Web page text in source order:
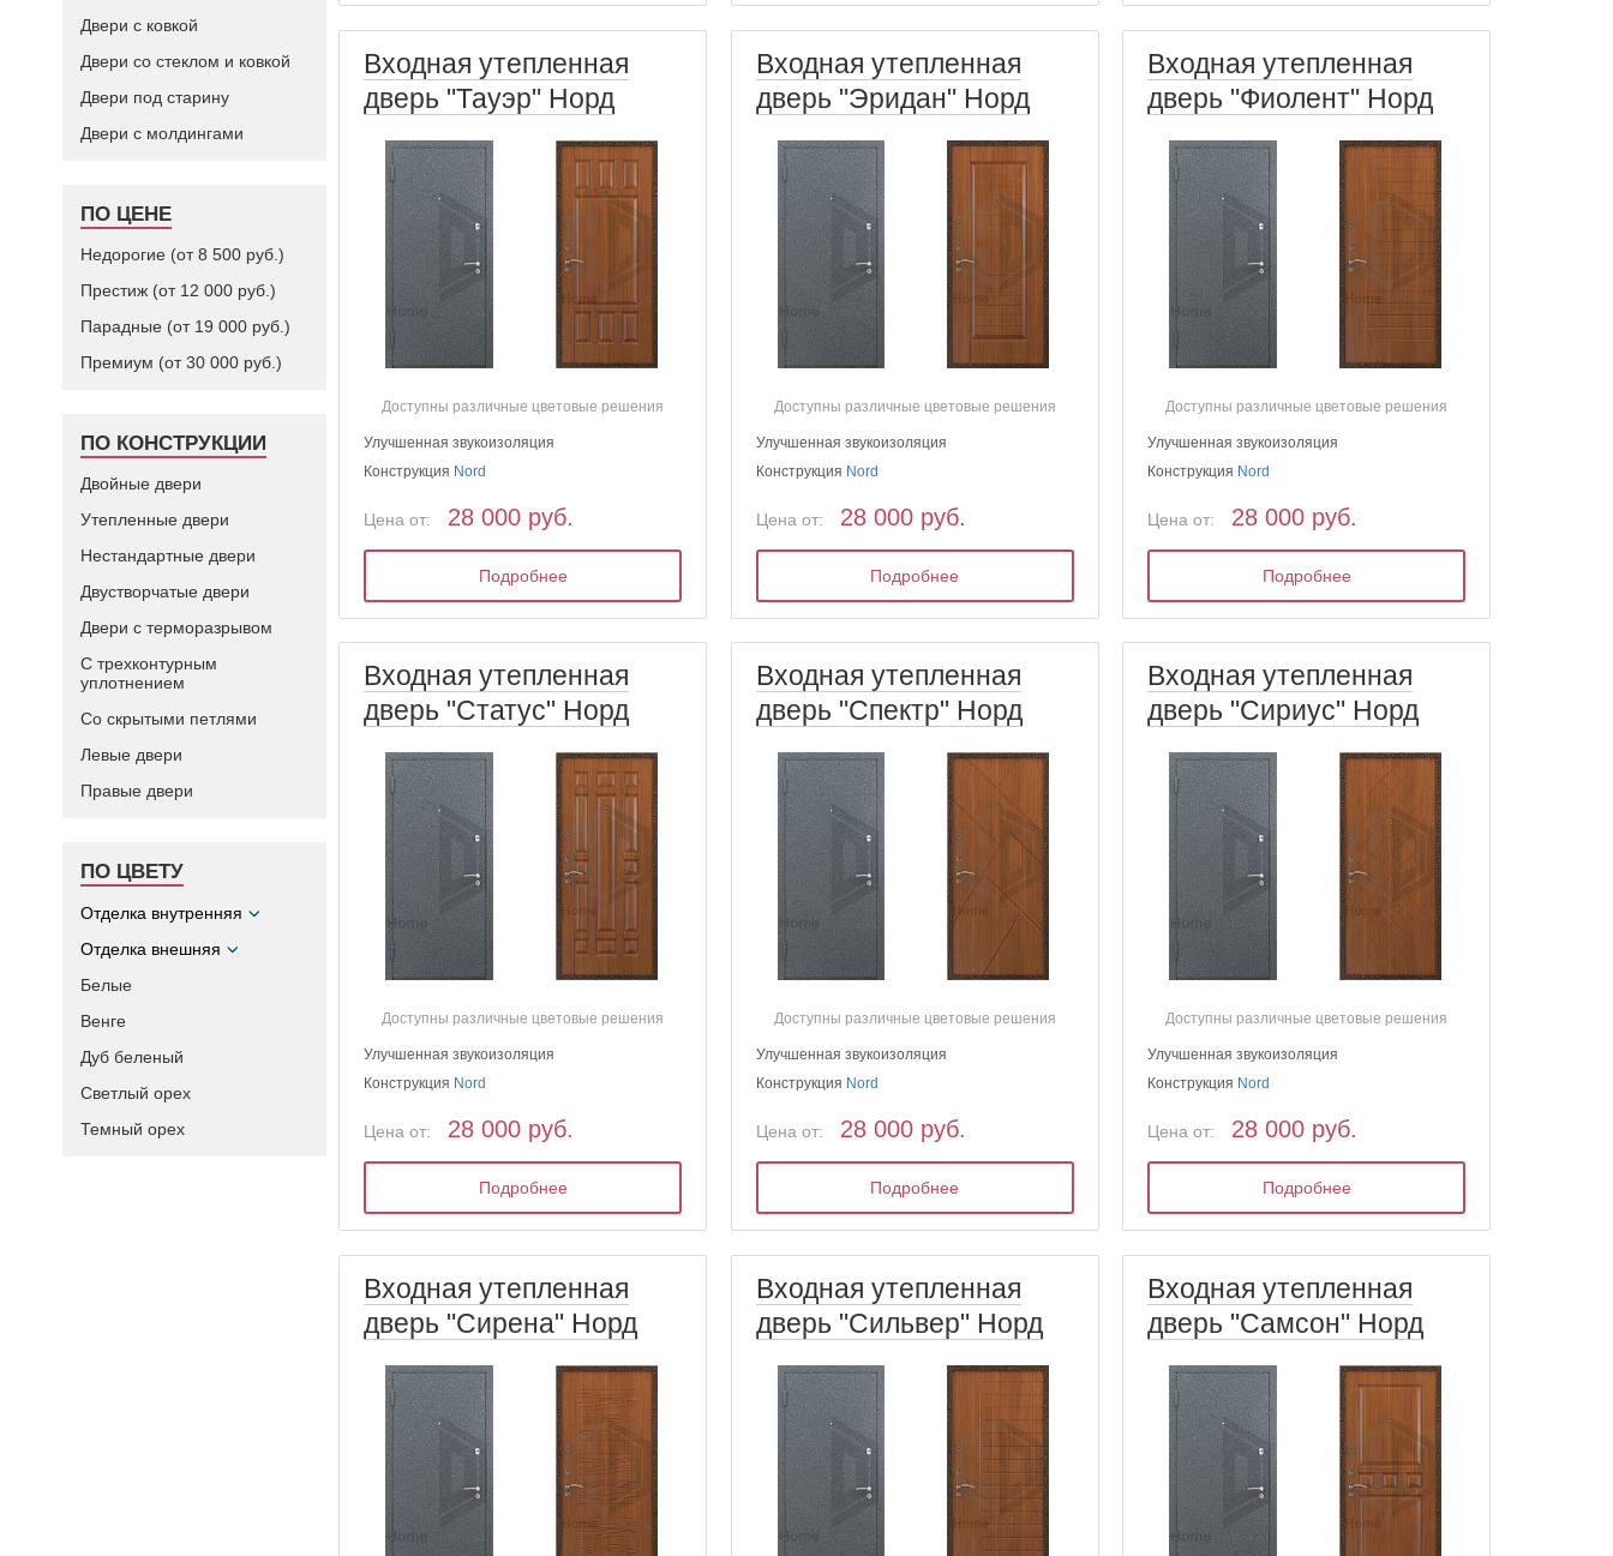
Двери с ковкой
Двери со стеклом и ковкой
Двери под старину
Двери с молдингами
ПО ЦЕНЕ
Недорогие (от 8 500 руб.)
Престиж (от 12 000 руб.)
Парадные (от 19 000 руб.)
Премиум (от 30 000 руб.)
ПО КОНСТРУКЦИИ
Двойные двери
Утепленные двери
Нестандартные двери
Двустворчатые двери
Двери с терморазрывом
С трехконтурным
уплотнением
Со скрытыми петлями
Левые двери
Правые двери
ПО ЦВЕТУ
Отделка внутренняя
Отделка внешняя
Белые
Венге
Дуб беленый
Светлый орех
Темный орех
Входная утепленная
дверь "Тауэр" Норд
Доступны различные цветовые решения
Улучшенная звукоизоляция
Конструкция Nord
Цена от: 28 000 руб.
Подробнее
Входная утепленная
дверь "Эридан" Норд
Доступны различные цветовые решения
Улучшенная звукоизоляция
Конструкция Nord
Цена от: 28 000 руб.
Подробнее
Входная утепленная
дверь "Фиолент" Норд
Доступны различные цветовые решения
Улучшенная звукоизоляция
Конструкция Nord
Цена от: 28 000 руб.
Подробнее
Входная утепленная
дверь "Статус" Норд
Доступны различные цветовые решения
Улучшенная звукоизоляция
Конструкция Nord
Цена от: 28 000 руб.
Подробнее
Входная утепленная
дверь "Спектр" Норд
Доступны различные цветовые решения
Улучшенная звукоизоляция
Конструкция Nord
Цена от: 28 000 руб.
Подробнее
Входная утепленная
дверь "Сириус" Норд
Доступны различные цветовые решения
Улучшенная звукоизоляция
Конструкция Nord
Цена от: 28 000 руб.
Подробнее
Входная утепленная
дверь "Сирена" Норд
Входная утепленная
дверь "Сильвер" Норд
Входная утепленная
дверь "Самсон" Норд